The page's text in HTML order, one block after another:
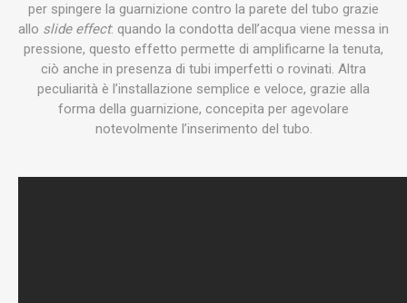
per spingere la guarnizione contro la parete del tubo grazie
allo slide effect: quando la condotta dell’acqua viene messa in
pressione, questo effetto permette di amplificarne la tenuta,
ciò anche in presenza di tubi imperfetti o rovinati. Altra
peculiarità è l’installazione semplice e veloce, grazie alla
forma della guarnizione, concepita per agevolare
notevolmente l’inserimento del tubo.